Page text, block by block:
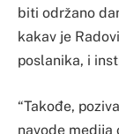
biti održano
kakav je
poslanika, i
“Takođe,
navode medija